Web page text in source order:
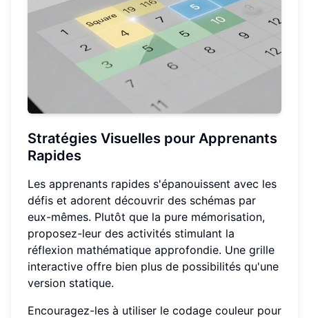
Stratégies Visuelles pour Apprenants
Rapides
Les apprenants rapides s'épanouissent avec les
défis et adorent découvrir des schémas par
eux-mêmes. Plutôt que la pure mémorisation,
proposez-leur des activités stimulant la
réflexion mathématique approfondie. Une grille
interactive offre bien plus de possibilités qu'une
version statique.
Encouragez-les à utiliser le codage couleur pour